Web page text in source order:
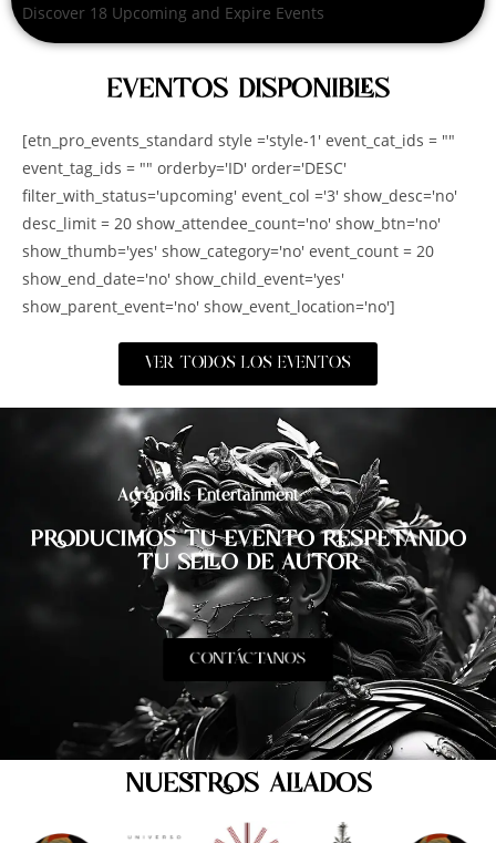
Discover 18 Upcoming and Expire Events
EVENTOS DISPONIBLES
[etn_pro_events_standard style ='style-1' event_cat_ids = ""
event_tag_ids = "" orderby='ID' order='DESC'
filter_with_status='upcoming' event_col ='3' show_desc='no'
desc_limit = 20 show_attendee_count='no' show_btn='no'
show_thumb='yes' show_category='no' event_count = 20
show_end_date='no' show_child_event='yes'
show_parent_event='no' show_event_location='no']
VER TODOS LOS EVENTOS
Acrópolis Entertainment
PRODUCIMOS TU EVENTO RESPETANDO
TU SELLO DE AUTOR
CONTÁCTANOS
NUESTROS ALIADOS